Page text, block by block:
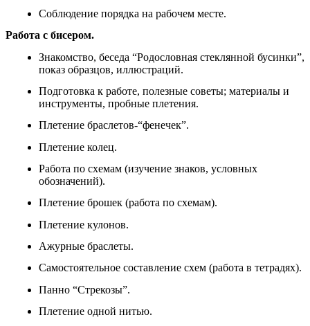
Соблюдение порядка на рабочем месте.
Работа с бисером.
Знакомство, беседа “Родословная стеклянной бусинки”,
показ образцов, иллюстраций.
Подготовка к работе, полезные советы; материалы и
инструменты, пробные плетения.
Плетение браслетов-“фенечек”.
Плетение колец.
Работа по схемам (изучение знаков, условных
обозначений).
Плетение брошек (работа по схемам).
Плетение кулонов.
Ажурные браслеты.
Самостоятельное составление схем (работа в тетрадях).
Панно “Стрекозы”.
Плетение одной нитью.